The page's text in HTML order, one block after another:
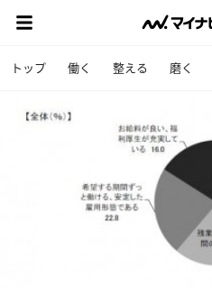
トップ 働く 整える 磨く